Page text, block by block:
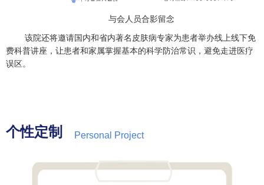
与会人员合影留念
该院还将邀请国内和省内著名皮肤病专家为患者举办线上线下免
费科普讲座，让患者和家属掌握基本的科学防治常识，避免走进医疗
误区。
个性定制 Personal Project